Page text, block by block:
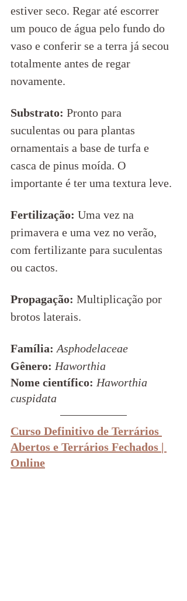
estiver seco. Regar até escorrer
um pouco de água pelo fundo do
vaso e conferir se a terra já secou
totalmente antes de regar
novamente.
Substrato: Pronto para
suculentas ou para plantas
ornamentais a base de turfa e
casca de pinus moída. O
importante é ter uma textura leve.
Fertilização: Uma vez na
primavera e uma vez no verão,
com fertilizante para suculentas
ou cactos.
Propagação: Multiplicação por
brotos laterais.
Família: Asphodelaceae
Gênero: Haworthia
Nome científico: Haworthia
cuspidata
Curso Definitivo de Terrários
Abertos e Terrários Fechados |
Online